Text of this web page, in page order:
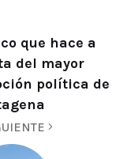
que hace a
del mayor
política de